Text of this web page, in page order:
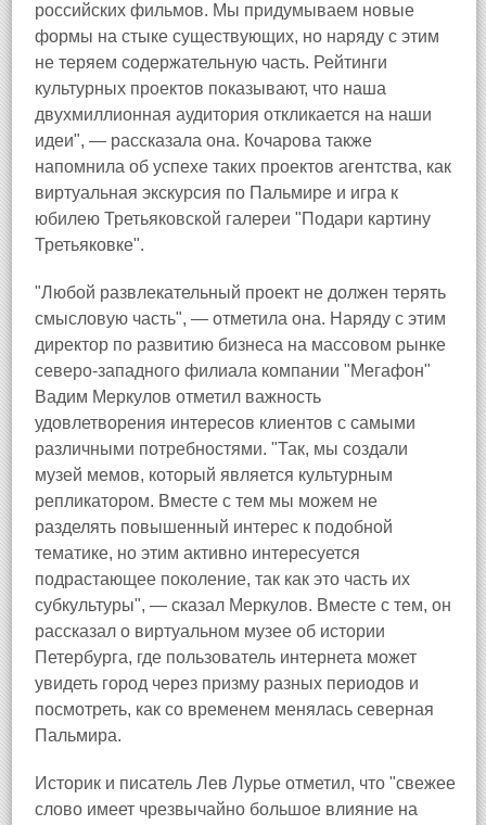
российских фильмов. Мы придумываем новые
формы на стыке существующих, но наряду с этим
не теряем содержательную часть. Рейтинги
культурных проектов показывают, что наша
двухмиллионная аудитория откликается на наши
идеи", — рассказала она. Кочарова также
напомнила об успехе таких проектов агентства, как
виртуальная экскурсия по Пальмире и игра к
юбилею Третьяковской галереи "Подари картину
Третьяковке".
"Любой развлекательный проект не должен терять
смысловую часть", — отметила она. Наряду с этим
директор по развитию бизнеса на массовом рынке
северо-западного филиала компании "Мегафон"
Вадим Меркулов отметил важность
удовлетворения интересов клиентов с самыми
различными потребностями. "Так, мы создали
музей мемов, который является культурным
репликатором. Вместе с тем мы можем не
разделять повышенный интерес к подобной
тематике, но этим активно интересуется
подрастающее поколение, так как это часть их
субкультуры", — сказал Меркулов. Вместе с тем, он
рассказал о виртуальном музее об истории
Петербурга, где пользователь интернета может
увидеть город через призму разных периодов и
посмотреть, как со временем менялась северная
Пальмира.
Историк и писатель Лев Лурье отметил, что "свежее
слово имеет чрезвычайно большое влияние на